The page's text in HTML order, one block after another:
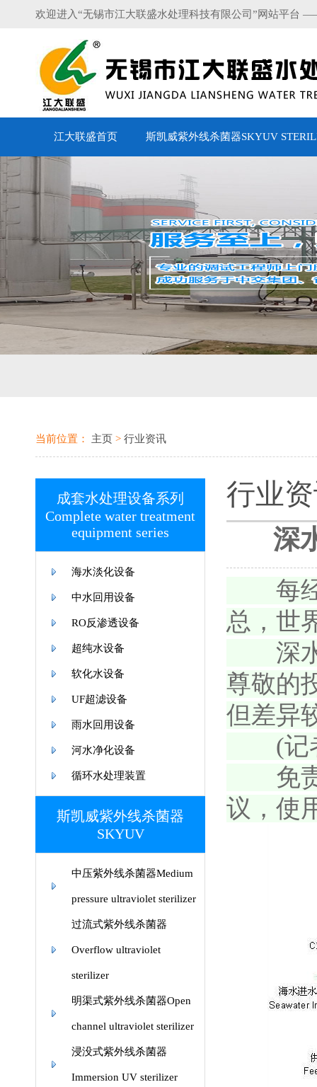
欢迎进入“无锡市江大联盛水处理科技有限公司”网站平台
江大联盛首页 斯凯威紫外线杀菌器SKYUV
当前位置： 主页 > 行业资讯
成套水处理设备系列
Complete water treatment
equipment series
海水淡化设备
中水回用设备
RO反渗透设备
超纯水设备
软化水设备
UF超滤设备
雨水回用设备
河水净化设备
循环水处理装置
斯凯威紫外线杀菌器
SKYUV
中压紫外线杀菌器Medium
pressure ultraviolet sterilizer
过流式紫外线杀菌器
Overflow ultraviolet
sterilizer
明渠式紫外线杀菌器Open
channel ultraviolet sterilizer
浸没式紫外线杀菌器
Immersion UV sterilizer
行业
深
每经
总，世
深水
尊敬的
但差异
(记
免责
议，使